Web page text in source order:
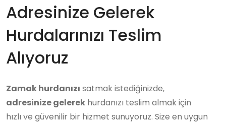
Adresinize Gelerek
Hurdalarınızı Teslim
Alıyoruz
Zamak hurdanızı satmak istediğinizde,
adresinize gelerek hurdanızı teslim almak için
hızlı ve güvenilir bir hizmet sunuyoruz. Size en uygun